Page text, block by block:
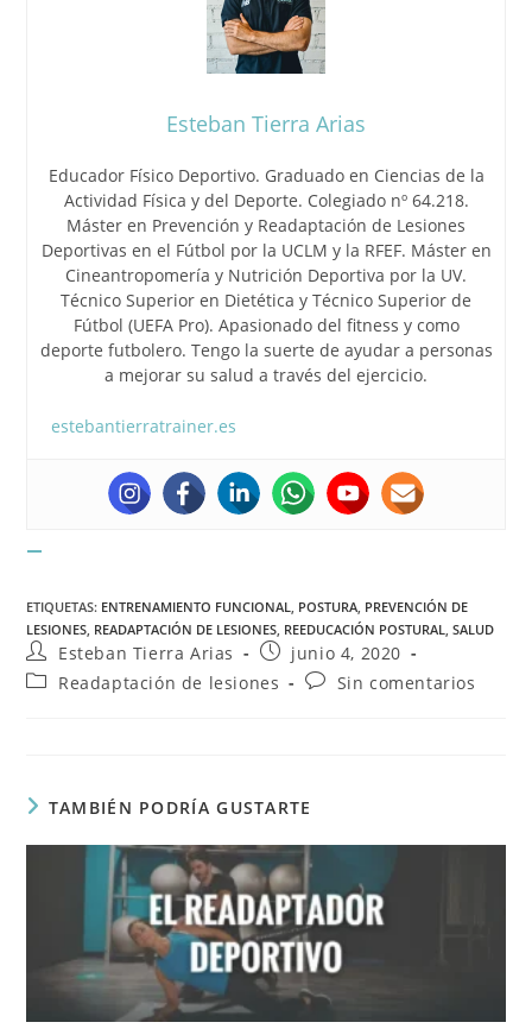
Esteban Tierra Arias
Educador Físico Deportivo. Graduado en Ciencias de la
Actividad Física y del Deporte. Colegiado nº 64.218.
Máster en Prevención y Readaptación de Lesiones
Deportivas en el Fútbol por la UCLM y la RFEF. Máster en
Cineantropomería y Nutrición Deportiva por la UV.
Técnico Superior en Dietética y Técnico Superior de
Fútbol (UEFA Pro). Apasionado del fitness y como
deporte futbolero. Tengo la suerte de ayudar a personas
a mejorar su salud a través del ejercicio.
estebantierratrainer.es
ETIQUETAS: ENTRENAMIENTO FUNCIONAL POSTURA PREVENCIÓN DE
LESIONES READAPTACIÓN DE LESIONES REEDUCACIÓN POSTURAL SALUD
Esteban Tierra Arias
junio 4, 2020
Readaptación de lesiones
Sin comentarios
TAMBIÉN PODRÍA GUSTARTE